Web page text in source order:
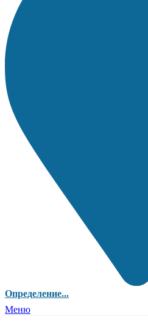
Определение...
Меню